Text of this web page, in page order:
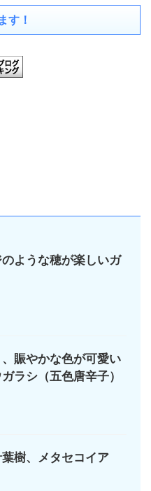
す！
ような穂が楽しいガ
賑やかな色が可愛い
ラシ（五色唐辛子）
樹、メタセコイア